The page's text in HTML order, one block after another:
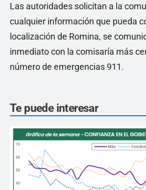
Las autoridades solicitan a la
cualquier información que pueda
localización de Romina, se
inmediato con la comisaría más
número de emergencias 911.
Te puede interesar